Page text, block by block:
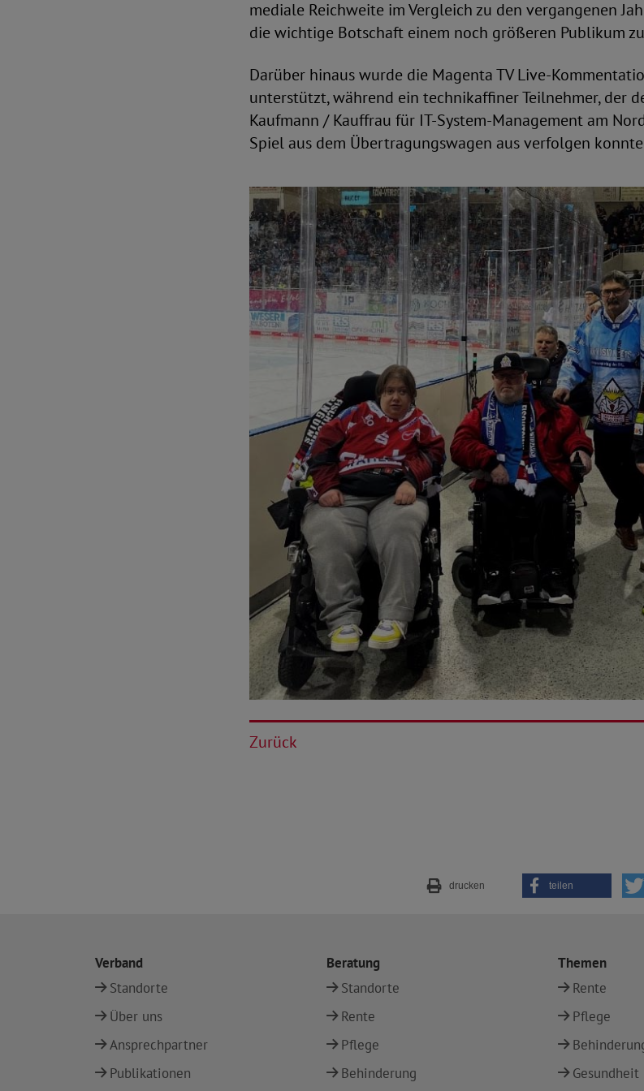
mediale Reichweite im Vergleich zu den vergangenen
die wichtige Botschaft einem noch größeren Publikum
Darüber hinaus wurde die Magenta TV Live-
unterstützt, während ein technikaffiner Teilnehmer, der
Kaufmann / Kauffrau für IT-System-Management am
Spiel aus dem Übertragungswagen aus verfolgen
Zurück
drucken teilen
Verband
Standorte
Über uns
Ansprechpartner
Publikationen
Beratung
Standorte
Rente
Pflege
Behinderung
Themen
Rente
Pflege
Gesundheit